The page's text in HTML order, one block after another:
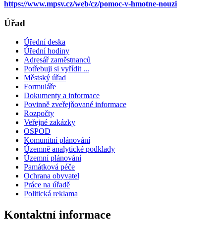
https://www.mpsv.cz/web/cz/pomoc-v-hmotne-nouzi
Úřad
Úřední deska
Úřední hodiny
Adresář zaměstnanců
Potřebuji si vyřídit ...
Městský úřad
Formuláře
Dokumenty a informace
Povinně zveřejňované informace
Rozpočty
Veřejné zakázky
OSPOD
Komunitní plánování
Územně analytické podklady
Územní plánování
Památková péče
Ochrana obyvatel
Práce na úřadě
Politická reklama
Kontaktní informace